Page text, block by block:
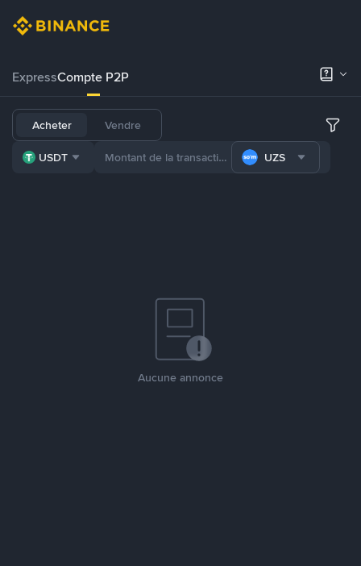
ExpressCompte P2P
Acheter Vendre
USDT UZS
Aucune annonce